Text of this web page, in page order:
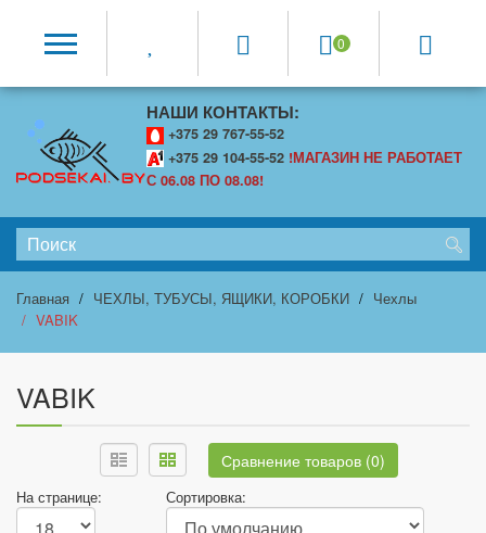
0
НАШИ КОНТАКТЫ:
+375 29 767-55-52
+375 29 104-55-52 !МАГАЗИН НЕ РАБОТАЕТ
С 06.08 ПО 08.08!
Главная ЧЕХЛЫ, ТУБУСЫ, ЯЩИКИ, КОРОБКИ
Чехлы
VABIK
VABIK
Сравнение товаров (0)
На странице: Сортировка: